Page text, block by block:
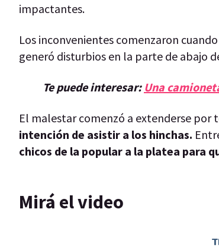
impactantes.
Los inconvenientes comenzaron
generó disturbios en la parte de abajo
Te puede interesar: Una
El malestar comenzó a extenderse por
intención de asistir a los hinchas.
chicos de la popular a la platea para
Mirá el video